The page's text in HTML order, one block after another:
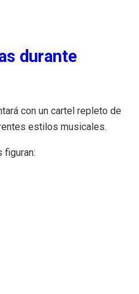
durante
con un cartel repleto de
estilos musicales.
figuran: